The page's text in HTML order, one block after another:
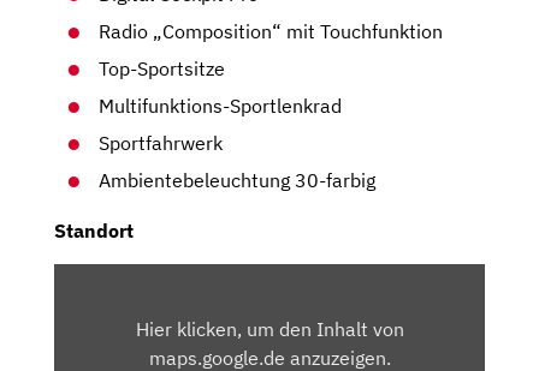
Radio „Composition“ mit Touchfunktion
Top-Sportsitze
Multifunktions-Sportlenkrad
Sportfahrwerk
Ambientebeleuchtung 30-farbig
Standort
MAPS.GOOGLE.DEHier klicken, um den Inhalt von
maps.google.de anzuzeigen.